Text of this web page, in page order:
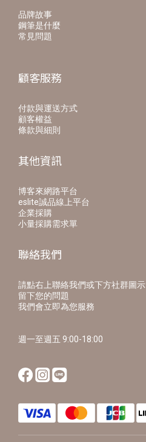
品牌故事
鋼筆是什麼
常見問題
顧客服務
付款與運送方式
顧客權益
條款與細則
其他資訊
博客來網路平台
eslite誠品線上平台
企業採購
小量採購需求單
聯絡我們
請點右上聯絡我們或下方社群圖示
留下您的問題
我們會立即為您服務
週一至週五 9:00-18:00